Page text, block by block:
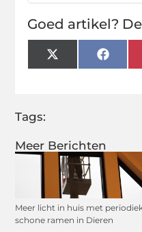
Meer Berichten
Meer licht in huis met
schone ramen in Dieren
Goed artikel?
X
(Twitter)
Tags: